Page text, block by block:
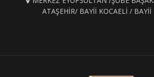
ATAŞEHİR/ BAYİİ KOCAELİ /